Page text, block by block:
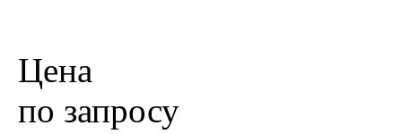
Цена
по запросу